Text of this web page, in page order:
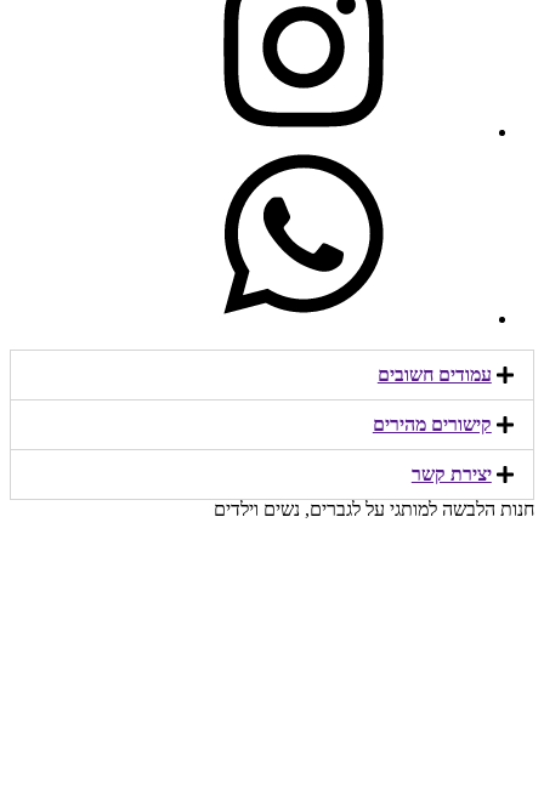
עמודים חשובים
קישורים מהירים​
יצירת קשר​
חנות הלבשה למותגי על לגברים, נשים וילדים